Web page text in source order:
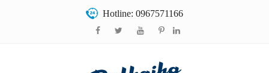
Hotline: 0967571166